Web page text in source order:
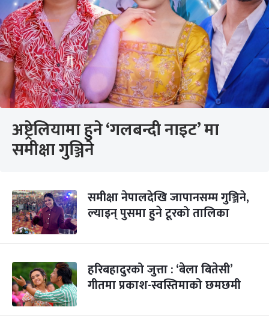
अष्ट्रेलियामा हुने ‘गलबन्दी नाइट’ मा
समीक्षा गुञ्जिने
समीक्षा नेपालदेखि जापानसम्म गुञ्जिने,
ल्याइन् पुसमा हुने टूरको तालिका
हरिबहादुरको जुत्ता : ‘बेला बितेसी’
गीतमा प्रकाश-स्वस्तिमाको छमछमी